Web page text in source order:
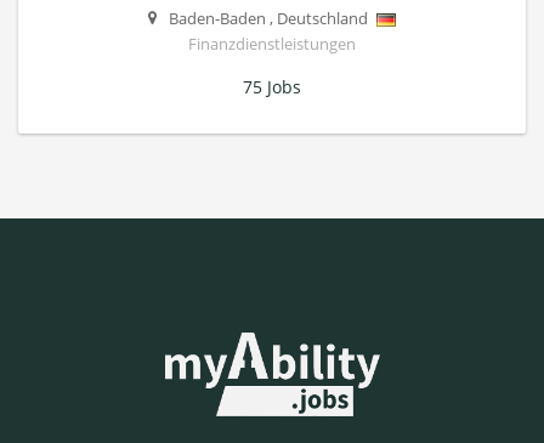
Baden-Baden , Deutschland
Finanzdienstleistungen
75 Jobs